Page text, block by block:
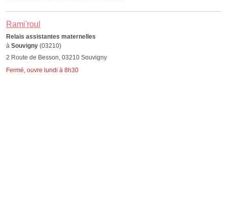
Rami'roul
Relais assistantes maternelles
à Souvigny (03210)
2 Route de Besson, 03210 Souvigny
Fermé, ouvre lundi à 8h30